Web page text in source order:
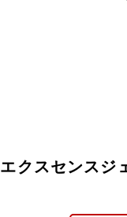
エクスセンスジ